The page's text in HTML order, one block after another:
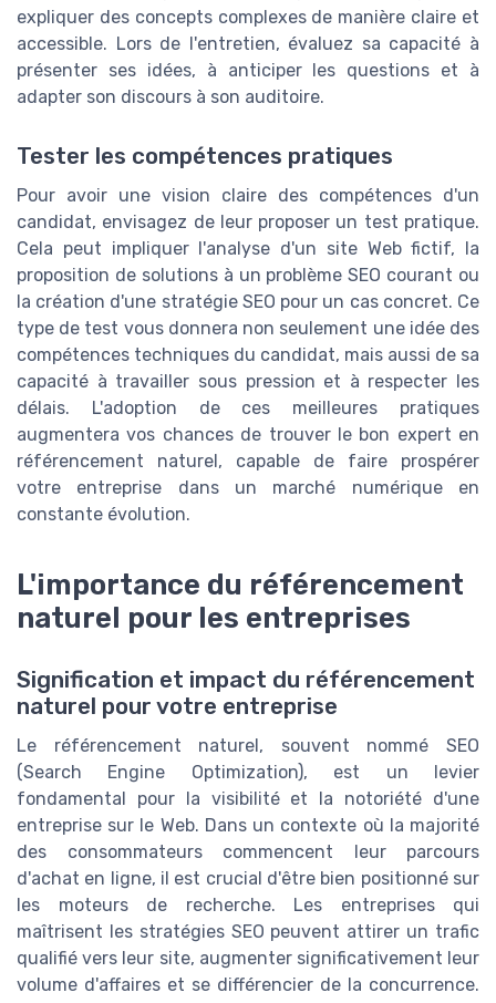
expliquer des concepts complexes de manière claire et
accessible. Lors de l'entretien, évaluez sa capacité à
présenter ses idées, à anticiper les questions et à
adapter son discours à son auditoire.
Tester les compétences pratiques
Pour avoir une vision claire des compétences d'un
candidat, envisagez de leur proposer un test pratique.
Cela peut impliquer l'analyse d'un site Web fictif, la
proposition de solutions à un problème SEO courant ou
la création d'une stratégie SEO pour un cas concret. Ce
type de test vous donnera non seulement une idée des
compétences techniques du candidat, mais aussi de sa
capacité à travailler sous pression et à respecter les
délais. L'adoption de ces meilleures pratiques
augmentera vos chances de trouver le bon expert en
référencement naturel, capable de faire prospérer
votre entreprise dans un marché numérique en
constante évolution.
L'importance du référencement
naturel pour les entreprises
Signification et impact du référencement
naturel pour votre entreprise
Le référencement naturel, souvent nommé SEO
(Search Engine Optimization), est un levier
fondamental pour la visibilité et la notoriété d'une
entreprise sur le Web. Dans un contexte où la majorité
des consommateurs commencent leur parcours
d'achat en ligne, il est crucial d'être bien positionné sur
les moteurs de recherche. Les entreprises qui
maîtrisent les stratégies SEO peuvent attirer un trafic
qualifié vers leur site, augmenter significativement leur
volume d'affaires et se différencier de la concurrence.